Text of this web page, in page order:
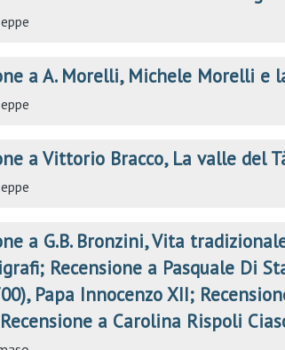
a A. Morelli, Michele Morelli
a Vittorio Bracco, La valle del
a G.B. Bronzini, Vita
Recensione a Pasquale Di
Papa Innocenzo XII;
a Carolina Rispoli